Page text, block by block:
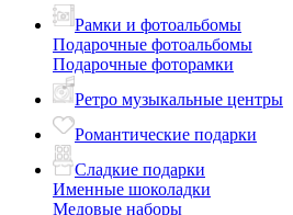
Рамки и фотоальбомы
Подарочные фотоальбомы
Подарочные фоторамки
Ретро музыкальные центры
Романтические подарки
Сладкие подарки
Именные шоколадки
Медовые наборы